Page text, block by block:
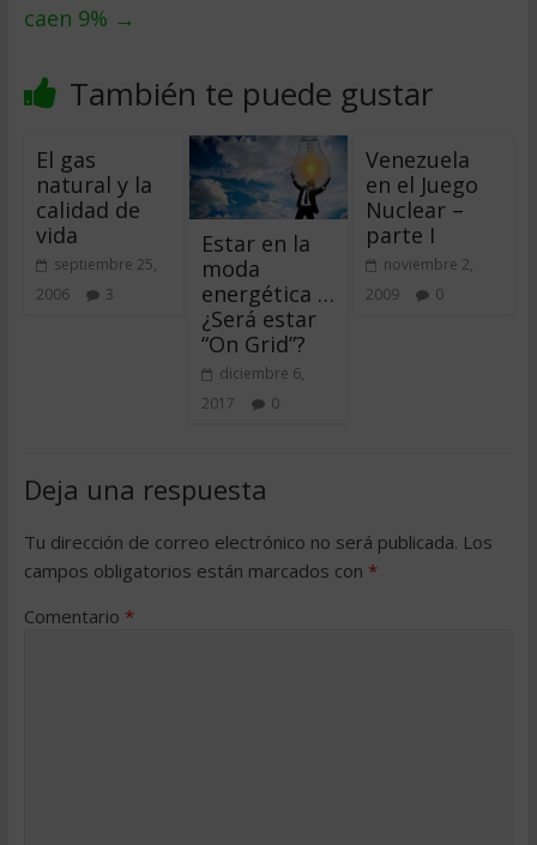
caen 9% →
También te puede gustar
El gas
natural y la
calidad de
vida
septiembre 25,
2006
3
Estar en la
moda
energética …
¿Será estar
“On Grid”?
diciembre 6,
2017
0
Venezuela
en el Juego
Nuclear –
parte I
noviembre 2,
2009
0
Deja una respuesta
Tu dirección de correo electrónico no será publicada. Los
campos obligatorios están marcados con *
Comentario *